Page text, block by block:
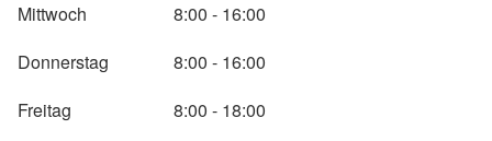
Mittwoch
8:00 - 16:00
Donnerstag
8:00 - 16:00
Freitag
8:00 - 18:00